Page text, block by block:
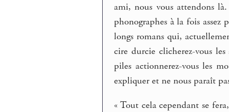
ami, nous vous attendons
phonographes à la fois assez
longs romans qui,
cire durcie clicherez-vous
piles actionnerez-vous les
expliquer et ne nous paraît
« Tout cela cependant se